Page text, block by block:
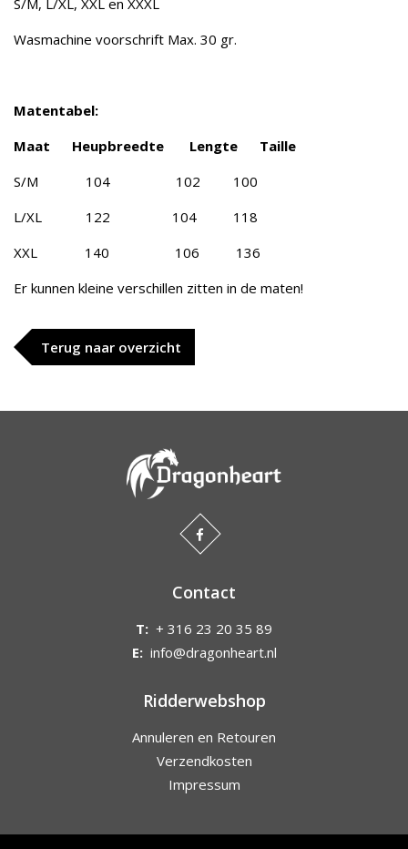
S/M, L/XL, XXL en XXXL
Wasmachine voorschrift Max. 30 gr.
Matentabel:
Maat Heupbreedte Lengte Taille
S/M 104 102 100
L/XL 122 104 118
XXL 140 106 136
Er kunnen kleine verschillen zitten in de maten!
Terug naar overzicht
Contact
T: + 316 23 20 35 89
E: info@dragonheart.nl
Ridderwebshop
Annuleren en Retouren
Verzendkosten
Impressum